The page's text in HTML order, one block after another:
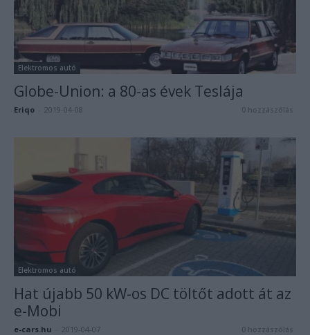
Elektromos autó
Globe-Union: a 80-as évek Teslája
Eriqo 2019-04-08 0 hozzászólás
Elektromos autó
Hat újabb 50 kW-os DC töltőt adott át az
e-Mobi
e-cars.hu 2019-04-07 0 hozzászólás